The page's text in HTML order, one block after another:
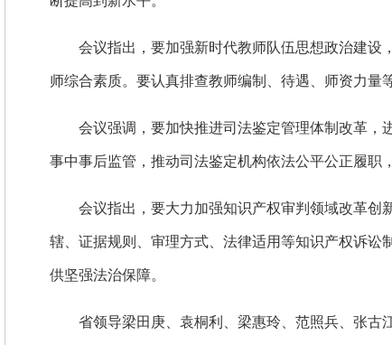
会议指出，要加强新时代教师队伍思想政治建设
师综合素质。要认真排查教师编制、待遇、师资力量
会议强调，要加快推进司法鉴定管理体制改革，
事中事后监管，推动司法鉴定机构依法公平公正履职
会议指出，要大力加强知识产权审判领域改革创
辖、证据规则、审理方式、法律适用等知识产权诉
供坚强法治保障。
省领导梁田庚、袁桐利、梁惠玲、范照兵、张古